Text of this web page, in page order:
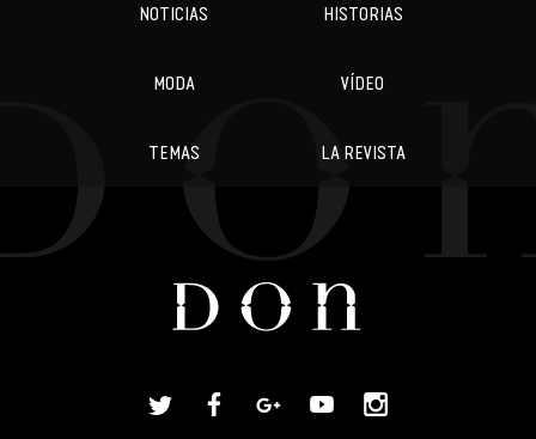
NOTICIAS HISTORIAS
MODA VÍDEO
TEMAS LA REVISTA